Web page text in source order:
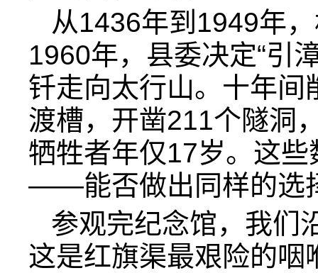
从1436年到1949年
1960年，县委决定“引
钎走向太行山。十年
渡槽，开凿211个隧洞
牺牲者年仅17岁。这
——能否做出同样的选
参观完纪念馆，我们
这是红旗渠最艰险的